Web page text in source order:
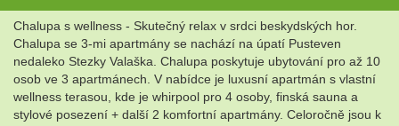
Chalupa s wellness - Skutečný relax v srdci beskydských hor.
Chalupa se 3-mi apartmány se nachází na úpatí Pusteven
nedaleko Stezky Valaška. Chalupa poskytuje ubytování pro až 10
osob ve 3 apartmánech. V nabídce je luxusní apartmán s vlastní
wellness terasou, kde je whirpool pro 4 osoby, finská sauna a
stylové posezení + další 2 komfortní apartmány. Celoročně jsou k